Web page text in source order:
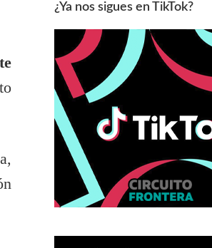
¿Ya nos sigues en TikTok?